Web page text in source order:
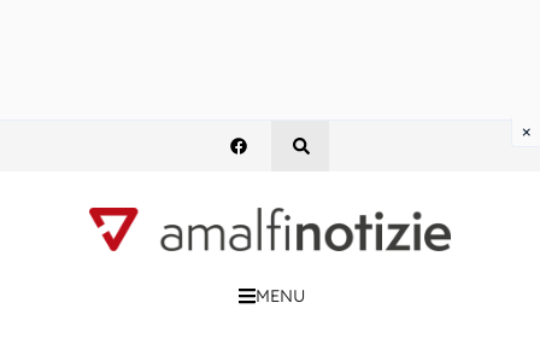
MENU
×